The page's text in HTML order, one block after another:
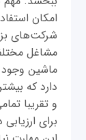
امکان
شرکت‌های
مشاغل
ماشین وجود
دارد که
و تقریبا
برای